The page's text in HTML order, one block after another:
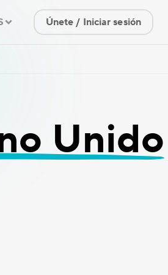
Únete / Iniciar sesión
Unido